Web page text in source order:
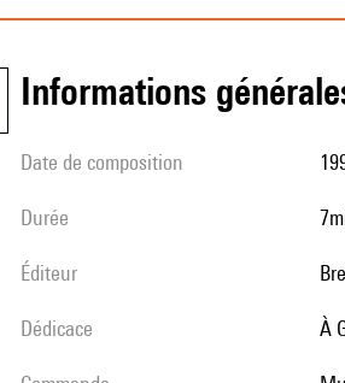
informations
date de composition
durée
éditeur
Dédicace